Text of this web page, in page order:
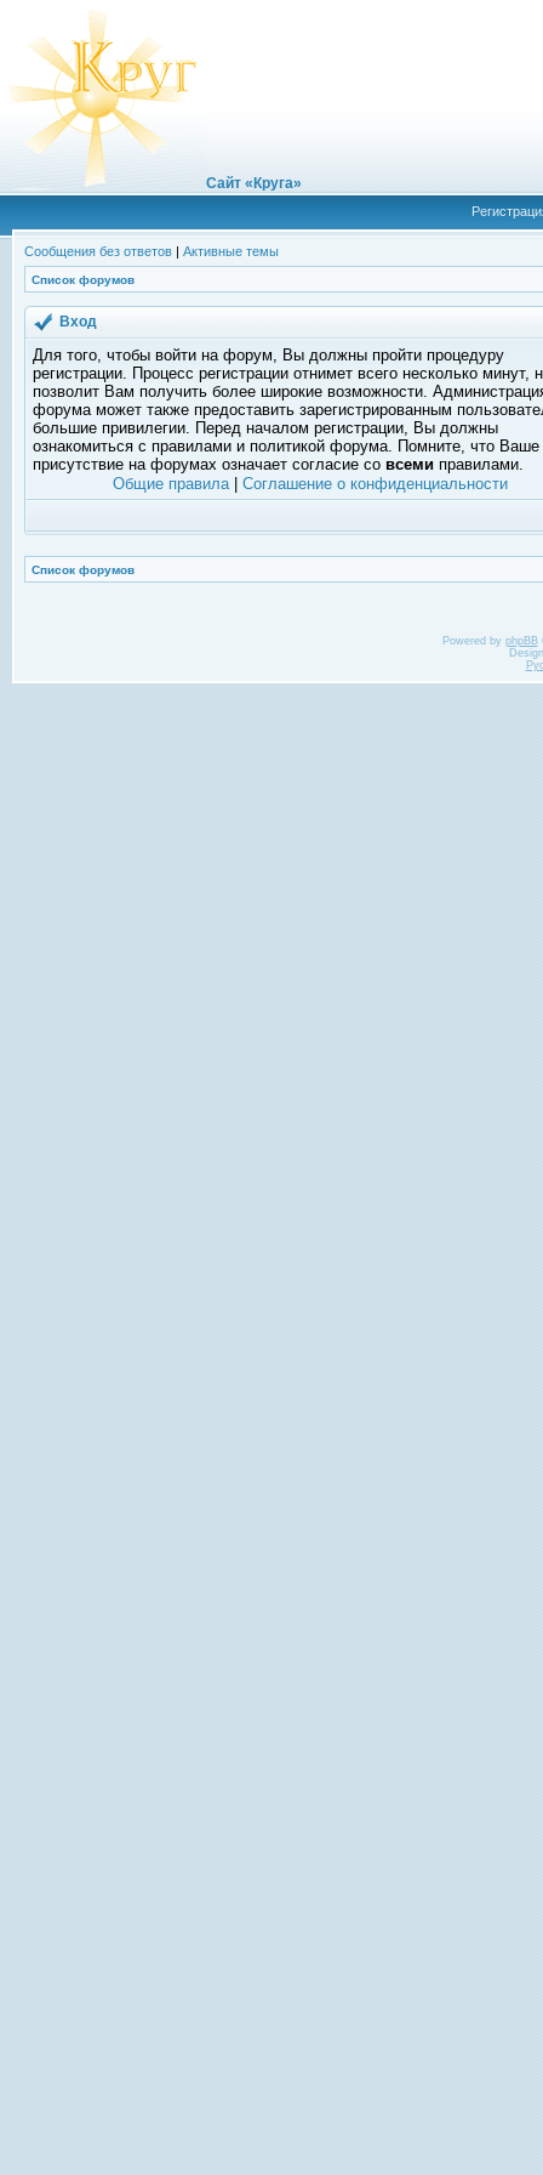
Сайт «Круга»
Сообщения без ответов | Активные темы
Список форумов
Вход
Для того, чтобы войти на форум, Вы должны пройти процедуру
регистрации. Процесс регистрации отнимет всего несколько минут,
позволит Вам получить более широкие возможности.
форума может также предоставить зарегистрированным
большие привилегии. Перед началом регистрации, Вы должны
ознакомиться с правилами и политикой форума. Помните, что Ваше
присутствие на форумах означает согласие со всеми правилами.
Общие правила| Соглашение о конфиденциальности
Список форумов
Powered by phpBB